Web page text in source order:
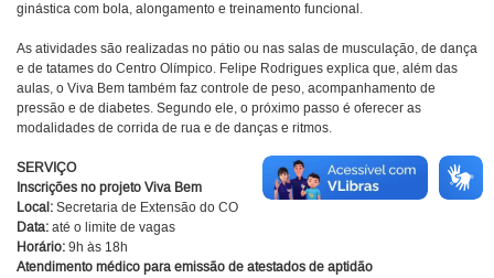
ginástica com bola, alongamento e treinamento funcional.
As atividades são realizadas no pátio ou nas salas de musculação, de dança
e de tatames do Centro Olímpico. Felipe Rodrigues explica que, além das
aulas, o Viva Bem também faz controle de peso, acompanhamento de
pressão e de diabetes. Segundo ele, o próximo passo é oferecer as
modalidades de corrida de rua e de danças e ritmos.
SERVIÇO
Inscrições no projeto Viva Bem
Local: Secretaria de Extensão do CO
Data: até o limite de vagas
Horário: 9h às 18h
Atendimento médico para emissão de atestados de aptidão